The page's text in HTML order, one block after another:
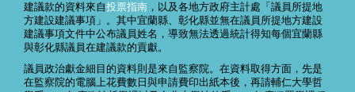
建議款的資料來自投票指南 ，以及各地方政府主計處「議員所提地
方建設建議事項」。其中宜蘭縣、彰化縣並無在議員所提地方建設
建議事項文件中公布議員姓名，導致無法透過統計得知每個宜蘭縣
與彰化縣議員在建議款的貢獻。
議員政治獻金細目的資料則是來自監察院。在資料取得方面，先是
在監察院的電腦上花費數日與申請費印出紙本後，再請輔仁大學哲